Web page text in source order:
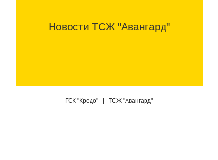
Новости ТСЖ "Авангард"
ГСК "Кредо" | ТСЖ "Авангард"